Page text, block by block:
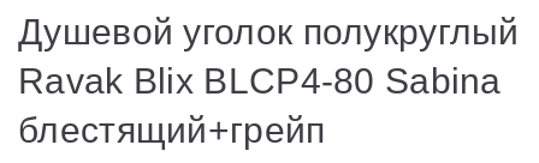
Аксессуары
Унитазы и биде
Душевой уголок полукруглый
Ravak Blix BLCP4-80 Sabina
блестящий+грейп